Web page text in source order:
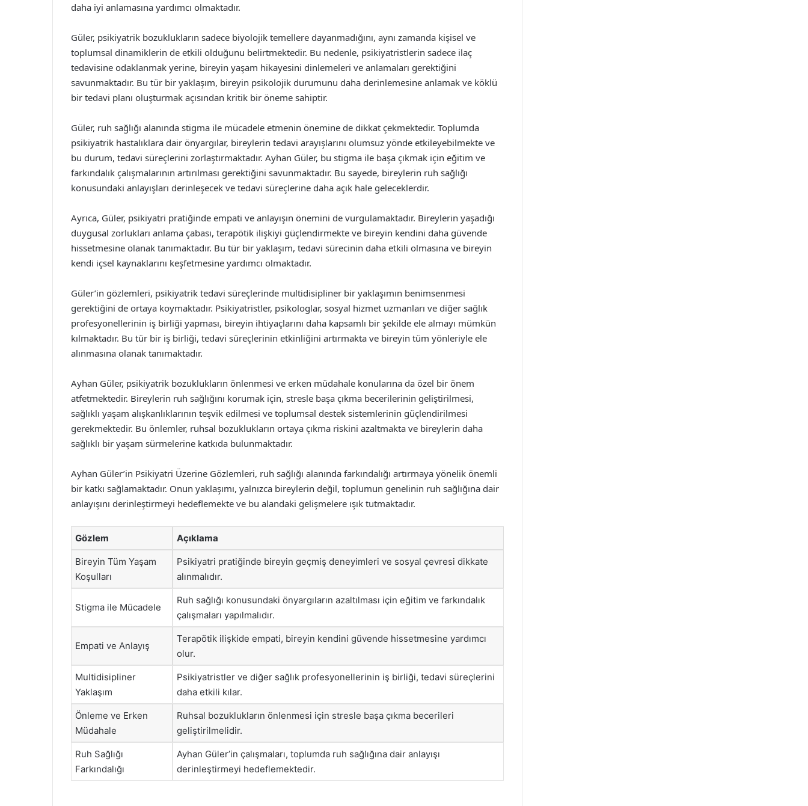
daha iyi anlamasına yardımcı olmaktadır.
Güler, psikiyatrik bozuklukların sadece biyolojik temellere dayanmadığını, aynı zamanda kişisel ve
toplumsal dinamiklerin de etkili olduğunu belirtmektedir. Bu nedenle, psikiyatristlerin sadece ilaç
tedavisine odaklanmak yerine, bireyin yaşam hikayesini dinlemeleri ve anlamaları gerektiğini
savunmaktadır. Bu tür bir yaklaşım, bireyin psikolojik durumunu daha derinlemesine anlamak ve köklü
bir tedavi planı oluşturmak açısından kritik bir öneme sahiptir.
Güler, ruh sağlığı alanında stigma ile mücadele etmenin önemine de dikkat çekmektedir. Toplumda
psikiyatrik hastalıklara dair önyargılar, bireylerin tedavi arayışlarını olumsuz yönde etkileyebilmekte ve
bu durum, tedavi süreçlerini zorlaştırmaktadır. Ayhan Güler, bu stigma ile başa çıkmak için eğitim ve
farkındalık çalışmalarının artırılması gerektiğini savunmaktadır. Bu sayede, bireylerin ruh sağlığı
konusundaki anlayışları derinleşecek ve tedavi süreçlerine daha açık hale geleceklerdir.
Ayrıca, Güler, psikiyatri pratiğinde empati ve anlayışın önemini de vurgulamaktadır. Bireylerin yaşadığı
duygusal zorlukları anlama çabası, terapötik ilişkiyi güçlendirmekte ve bireyin kendini daha güvende
hissetmesine olanak tanımaktadır. Bu tür bir yaklaşım, tedavi sürecinin daha etkili olmasına ve bireyin
kendi içsel kaynaklarını keşfetmesine yardımcı olmaktadır.
Güler’in gözlemleri, psikiyatrik tedavi süreçlerinde multidisipliner bir yaklaşımın benimsenmesi
gerektiğini de ortaya koymaktadır. Psikiyatristler, psikologlar, sosyal hizmet uzmanları ve diğer sağlık
profesyonellerinin iş birliği yapması, bireyin ihtiyaçlarını daha kapsamlı bir şekilde ele almayı mümkün
kılmaktadır. Bu tür bir iş birliği, tedavi süreçlerinin etkinliğini artırmakta ve bireyin tüm yönleriyle ele
alınmasına olanak tanımaktadır.
Ayhan Güler, psikiyatrik bozuklukların önlenmesi ve erken müdahale konularına da özel bir önem
atfetmektedir. Bireylerin ruh sağlığını korumak için, stresle başa çıkma becerilerinin geliştirilmesi,
sağlıklı yaşam alışkanlıklarının teşvik edilmesi ve toplumsal destek sistemlerinin güçlendirilmesi
gerekmektedir. Bu önlemler, ruhsal bozuklukların ortaya çıkma riskini azaltmakta ve bireylerin daha
sağlıklı bir yaşam sürmelerine katkıda bulunmaktadır.
Ayhan Güler’in Psikiyatri Üzerine Gözlemleri, ruh sağlığı alanında farkındalığı artırmaya yönelik önemli
bir katkı sağlamaktadır. Onun yaklaşımı, yalnızca bireylerin değil, toplumun genelinin ruh sağlığına dair
anlayışını derinleştirmeyi hedeflemekte ve bu alandaki gelişmelere ışık tutmaktadır.
Gözlem Açıklama
Bireyin Tüm Yaşam
Koşulları
Psikiyatri pratiğinde bireyin geçmiş deneyimleri ve sosyal çevresi dikkate
alınmalıdır.
Stigma ile Mücadele
Ruh sağlığı konusundaki önyargıların azaltılması için eğitim ve farkındalık
çalışmaları yapılmalıdır.
Empati ve Anlayış
Terapötik ilişkide empati, bireyin kendini güvende hissetmesine yardımcı
olur.
Multidisipliner
Yaklaşım
Psikiyatristler ve diğer sağlık profesyonellerinin iş birliği, tedavi süreçlerini
daha etkili kılar.
Önleme ve Erken
Müdahale
Ruhsal bozuklukların önlenmesi için stresle başa çıkma becerileri
geliştirilmelidir.
Ruh Sağlığı
Farkındalığı
Ayhan Güler’in çalışmaları, toplumda ruh sağlığına dair anlayışı
derinleştirmeyi hedeflemektedir.